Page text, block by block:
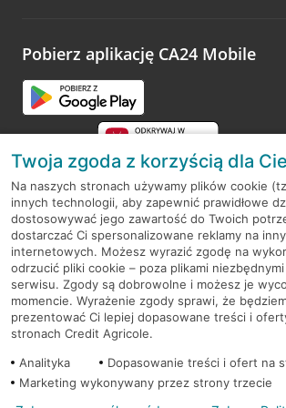
opinie.
Pobierz aplikację CA24 Mobile
RODO
Regulamin serwisu
Mapa serwisu
PolitykaCookies
Twoja zgoda z korzyścią dla
Na naszych stronach używamy plików cookie
innych technologii, aby zapewnić prawidłowe
dostosowywać jego zawartość do Twoich
dostarczać Ci spersonalizowane reklamy na
internetowych. Możesz wyrazić zgodę na
odrzucić pliki cookie – poza plikami
serwisu. Zgody są dobrowolne i możesz je
momencie. Wyrażenie zgody sprawi, że
prezentować Ci lepiej dopasowane treści i
stronach Credit Agricole.
Analityka
Dopasowanie treści i ofert na
Marketing wykonywany przez strony trzecie